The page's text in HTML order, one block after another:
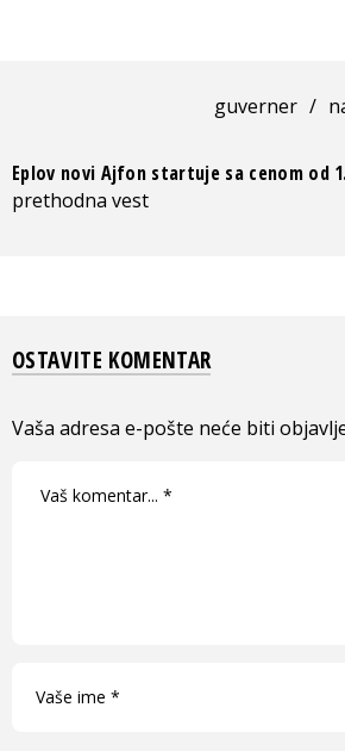
guverner /
Eplov novi Ajfon startuje sa cenom od
prethodna vest
OSTAVITE KOMENTAR
Vaša adresa e-pošte neće biti